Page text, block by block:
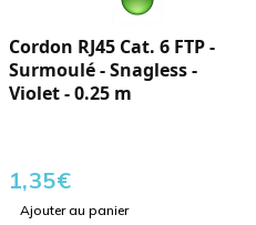
Cordon RJ45 Cat. 6 FTP -
Surmoulé - Snagless -
Violet - 0.25 m
1,35€
Ajouter au panier